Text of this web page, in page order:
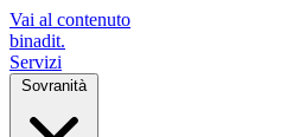
Vai al contenuto
binadit.
Servizi
Sovranità